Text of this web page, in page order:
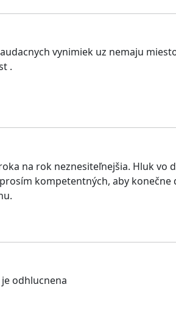
vynimiek uz nemaju
.
na rok neznesiteľnejšia. Hluk vo
kompetentných, aby
odhlucnena